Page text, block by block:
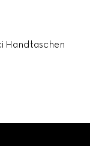
Handtaschen